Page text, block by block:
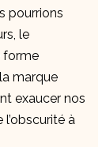
pourrions
le
forme
marque
exaucer nos
à